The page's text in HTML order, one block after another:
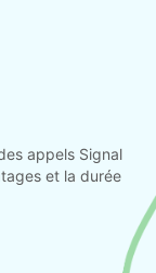
appels Signal
et la durée